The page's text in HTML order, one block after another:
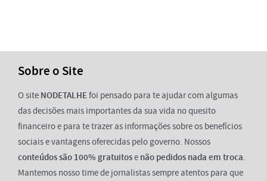
Sobre o Site
O site NODETALHEfoi pensado para te ajudar com algumas
das decisões mais importantes da sua vida no quesito
financeiro e para te trazer as informações sobre os benefícios
sociais e vantagens oferecidas pelo governo. Nossos
conteúdos são 100% gratuitose não pedidos nada em troca.
Mantemos nosso time de jornalistas sempre atentos para que